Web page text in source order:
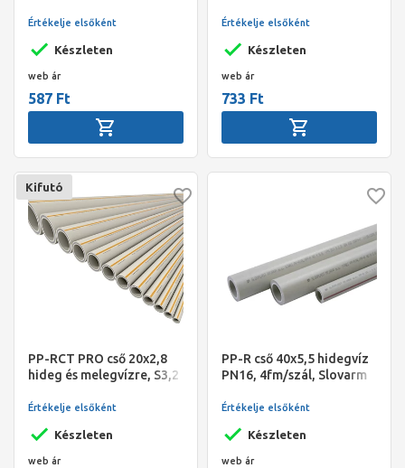
Slovarm
Készleten
Értékelje elsőként
web ár
587 Ft
Készleten
Értékelje elsőként
web ár
733 Ft
PP-RCT PRO cső 20x2,8
hideg és melegvízre, S3,2
Slovarm
Kifutó
Készleten
Értékelje elsőként
web ár
PP-R cső 40x5,5 hidegvíz
PN16, 4fm/szál, Slovarm
Készleten
Értékelje elsőként
web ár